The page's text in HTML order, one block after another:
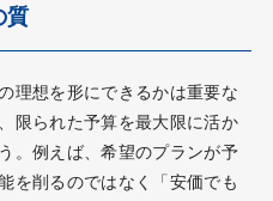
質
理想を形にできるかは重要な
限られた予算を最大限に活か
。例えば、希望のプランが予
を削るのではなく「安価でも